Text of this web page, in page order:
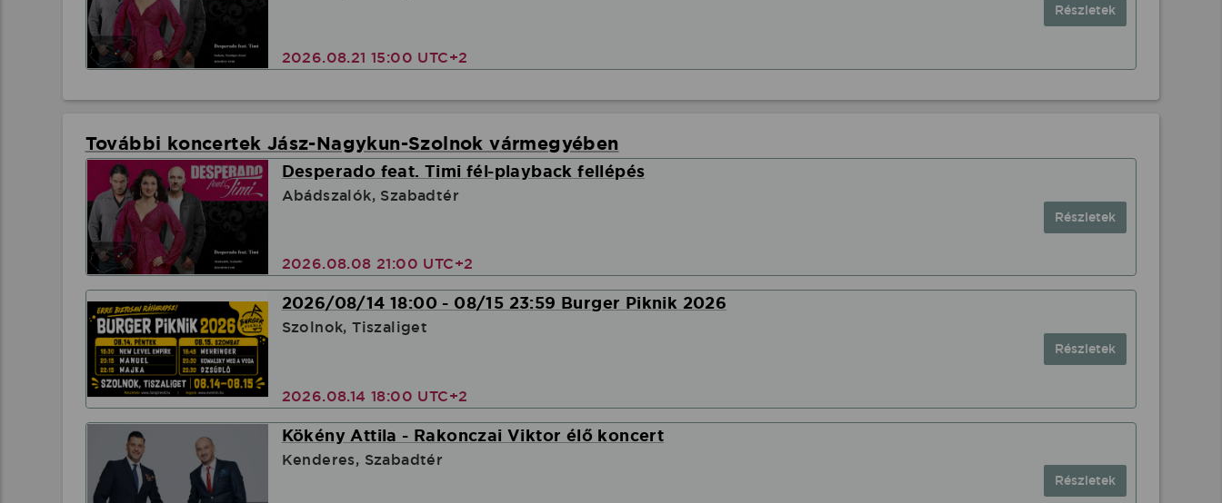
2026.08.21 15:00 UTC+2
Részletek
További koncertek Jász-Nagykun-Szolnok vármegyében
Desperado feat. Timi fél-playback fellépés
Abádszalók, Szabadtér
2026.08.08 21:00 UTC+2
Részletek
2026/08/14 18:00 - 08/15 23:59 Burger Piknik 2026
Szolnok, Tiszaliget
2026.08.14 18:00 UTC+2
Részletek
Kökény Attila - Rakonczai Viktor élő koncert
Kenderes, Szabadtér
Részletek